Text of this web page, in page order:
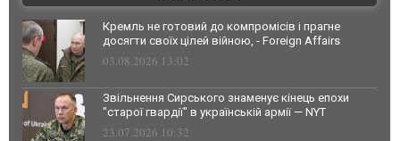
Кремль не готовий до компромісів і прагне
досягти своїх цілей війною, - Foreign Affairs
03.08.2026 13:02
Звільнення Сирського знаменує кінець епохи
"старої гвардії" в українській армії — NYT
23.07.2026 10:32